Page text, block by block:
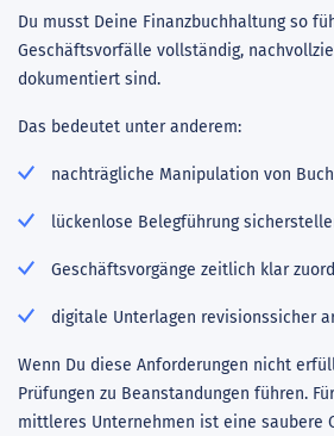
Du musst Deine Finanzbuchhaltung so
Geschäftsvorfälle vollständig,
dokumentiert sind.
Das bedeutet unter anderem:
nachträgliche Manipulation von
lückenlose Belegführung
Geschäftsvorgänge zeitlich klar
digitale Unterlagen revisionssicher
Wenn Du diese Anforderungen nicht
Prüfungen zu Beanstandungen führen.
mittleres Unternehmen ist eine saubere